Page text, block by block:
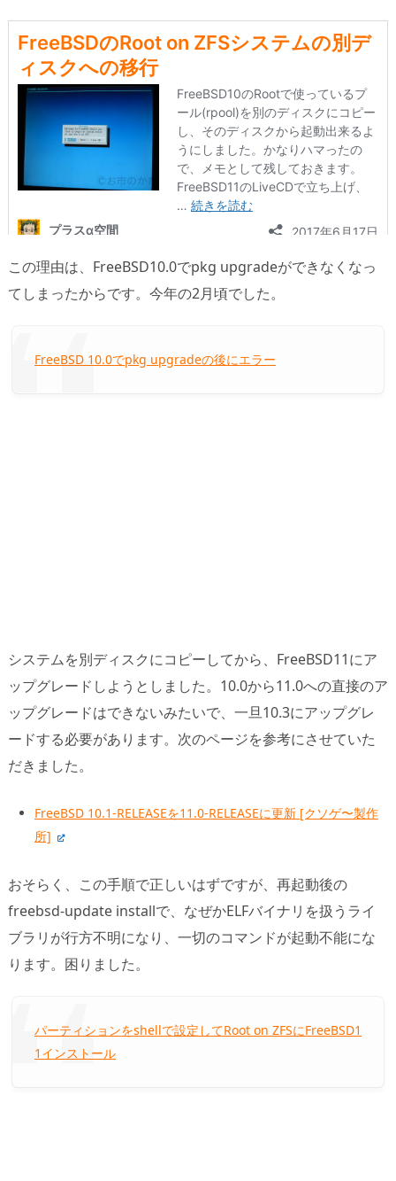
この理由は、FreeBSD10.0でpkg upgradeができなくなっ
てしまったからです。今年の2月頃でした。
FreeBSD 10.0でpkg upgradeの後にエラー
システムを別ディスクにコピーしてから、FreeBSD11にア
ップグレードしようとしました。10.0から11.0への直接のア
ップグレードはできないみたいで、一旦10.3にアップグレ
ードする必要があります。次のページを参考にさせていた
だきました。
FreeBSD 10.1-RELEASEを11.0-RELEASEに更新 [クソゲ〜製作
所]
おそらく、この手順で正しいはずですが、再起動後の
freebsd-update installで、なぜかELFバイナリを扱うライ
ブラリが行方不明になり、一切のコマンドが起動不能にな
ります。困りました。
パーティションをshellで設定してRoot on ZFSにFreeBSD1
1インストール